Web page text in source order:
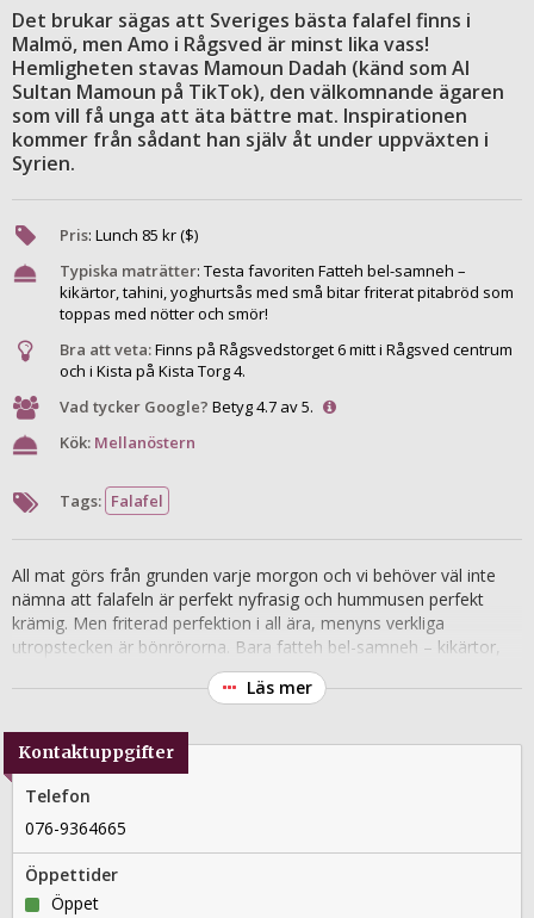
Det brukar sägas att Sveriges bästa falafel finns i
Malmö, men Amo i Rågsved är minst lika vass!
Hemligheten stavas Mamoun Dadah (känd som Al
Sultan Mamoun på TikTok), den välkomnande ägaren
som vill få unga att äta bättre mat. Inspirationen
kommer från sådant han själv åt under uppväxten i
Syrien.
Pris: Lunch 85 kr ($)
Typiska maträtter: Testa favoriten Fatteh bel-samneh –
kikärtor, tahini, yoghurtsås med små bitar friterat pitabröd som
toppas med nötter och smör!
Bra att veta:Finns på Rågsvedstorget 6 mitt i Rågsved centrum
och i Kista på Kista Torg 4.
Vad tycker Google? Betyg 4.7 av 5.
Kök: Mellanöstern
Tags: Falafel
All mat görs från grunden varje morgon och vi behöver väl inte
nämna att falafeln är perfekt nyfrasig och hummusen perfekt
krämig. Men friterad perfektion i all ära, menyns verkliga
utropstecken är bönrörorna. Bara fatteh bel-samneh – kikärtor,
tahini, yoghurtsås och små bitar friterat pitabröd som toppas
med nötter och smör – är värd turen till Rågsved.
Läs mer
Kontaktuppgifter
Telefon
076-9364665
Öppettider
Öppet